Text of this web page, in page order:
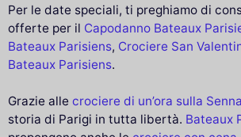
Per le date speciali, ti preghiamo di
offerte per il Capodanno Bateaux
Bateaux Parisiens, Crociere San
Bateaux Parisiens.
Grazie alle crociere di un’ora sulla Senna
storia di Parigi in tutta libertà. Bateaux